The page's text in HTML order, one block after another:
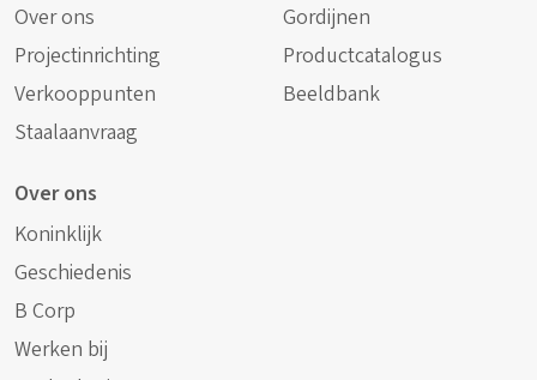
Over ons
Projectinrichting
Verkooppunten
Staalaanvraag
Gordijnen
Productcatalogus
Beeldbank
Over ons
Koninklijk
Geschiedenis
B Corp
Werken bij